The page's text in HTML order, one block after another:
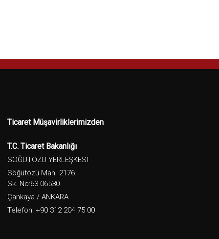
Ticaret Müşavirliklerimizden
T.C. Ticaret Bakanlığı
SÖĞÜTÖZÜ YERLEŞKESİ
Söğütözü Mah. 2176.
Sk. No:63 06530
Çankaya / ANKARA
Telefon: +90 312 204 75 00